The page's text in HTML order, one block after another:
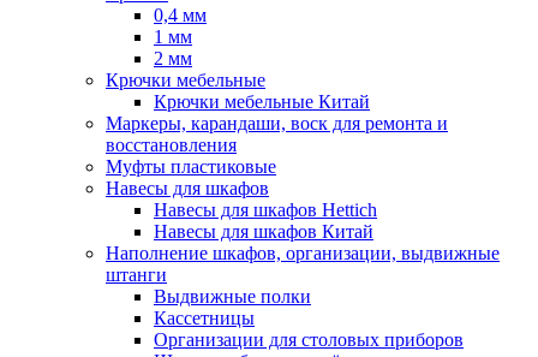
0,4 мм
1 мм
2 мм
Крючки мебельные
Крючки мебельные Китай
Маркеры, карандаши, воск для ремонта и
восстановления
Муфты пластиковые
Навесы для шкафов
Навесы для шкафов Hettich
Навесы для шкафов Китай
Наполнение шкафов, организации, выдвижные
штанги
Выдвижные полки
Кассетницы
Организации для столовых приборов